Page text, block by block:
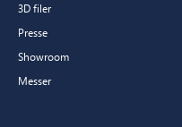
3D filer
Presse
Showroom
Messer